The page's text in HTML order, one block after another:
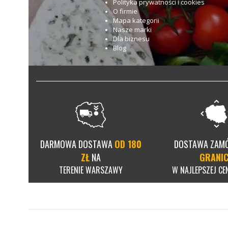
Polityka prywatności i cookies
O firmie
Mapa kategorii
Nasze marki
Dla biznesu
Blog
DARMOWA DOSTAWAOD 180
ZŁNA
TERENIE WARSZAWY
DOSTAWA
W NAJLEPSZEJ